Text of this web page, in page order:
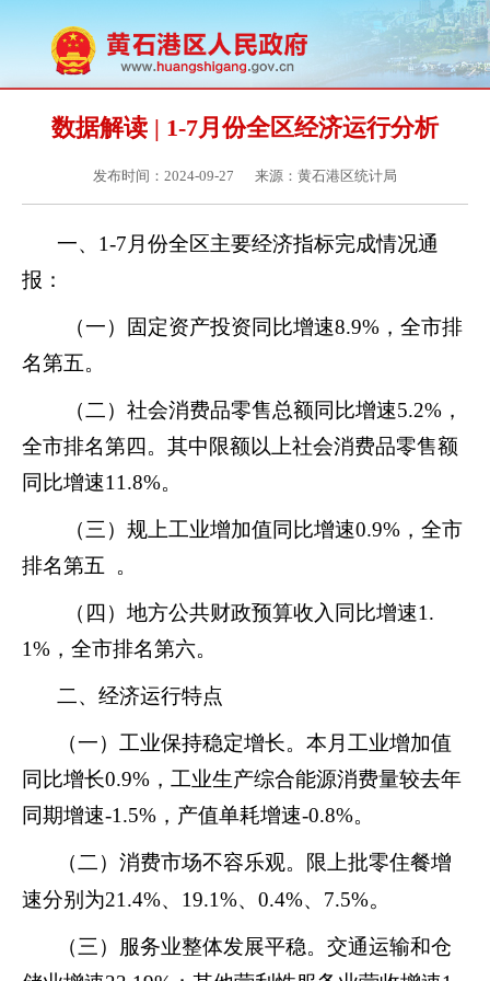
数据解读 | 1-7月份全区经济运行分析
发布时间：2024-09-27 来源：黄石港区统计局
一、 1-7 月份全区主要经济指标完成情况通
报：
（一）固定资产投资同比增速8.9% ，全市排
名第五。
（二）社会消费品零售总额同比增速5.2%，
全市排名第四。 其中限额以上社会消费品零售额
同比增速11.8%。
（三）规上工业增加值同比增速0.9%，全市
排名第五 。
（四）地方公共财政预算收入同比增速1.
1% ，全市排名第六。
二、经济运行特点
（一）工业保持稳定增长。本月工业增加值
同比增长0.9%，工业生产综合能源消费量较去年
同期增速-1.5%， 产值单耗增速-0.8%。
（二） 消费市场不容乐观。 限上批零住餐增
速分别为21.4%、 19.1%、 0.4%、 7.5%。
（三） 服务业整体发展平稳。交通运输和仓